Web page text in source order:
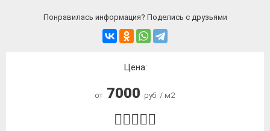
Понравилась информация? Поделись с друзьями
Цена:
от 7000 руб. / м2